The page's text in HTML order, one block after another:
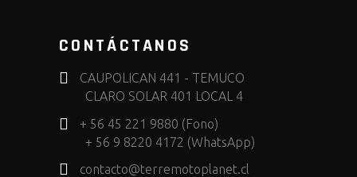
CONTÁCTANOS
CAUPOLICAN 441 - TEMUCO
CLARO SOLAR 401 LOCAL 4
+ 56 45 221 9880 (Fono)
+ 56 9 8220 4172 (WhatsApp)
contacto@terremotoplanet.cl